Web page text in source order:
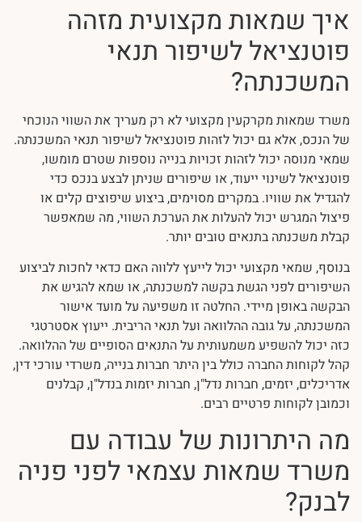
איך שמאות מקצועית מזהה
פוטנציאל לשיפור תנאי
המשכנתה?
משרד שמאות מקרקעין מקצועי לא רק מעריך את השווי הנוכחי
של הנכס, אלא גם יכול לזהות פוטנציאל לשיפור תנאי המשכנתה.
שמאי מנוסה יכול לזהות זכויות בנייה נוספות שטרם מומשו,
פוטנציאל לשינוי ייעוד, או שיפורים שניתן לבצע בנכס כדי
להגדיל את שוויו. במקרים מסוימים, ביצוע שיפוצים קלים או
פיצול המגרש יכול להעלות את הערכת השווי, מה שמאפשר
קבלת משכנתה בתנאים טובים יותר.
בנוסף, שמאי מקצועי יכול לייעץ ללווה האם כדאי לחכות לביצוע
השיפורים לפני הגשת בקשה למשכנתה, או שמא להגיש את
הבקשה באופן מיידי. החלטה זו משפיעה על מועד אישור
המשכנתה, על גובה ההלוואה ועל תנאי הריבית. ייעוץ אסטרטגי
כזה יכול להשפיע משמעותית על התנאים הסופיים של ההלוואה.
קהל לקוחות החברה כולל בין היתר חברות בנייה, משרדי עורכי דין,
אדריכלים, יזמים, חברות נדל"ן, חברות יזמות בנדל"ן, קבלנים
וכמובן לקוחות פרטיים רבים.
מה היתרונות של עבודה עם
משרד שמאות עצמאי לפני פניה
לבנק?